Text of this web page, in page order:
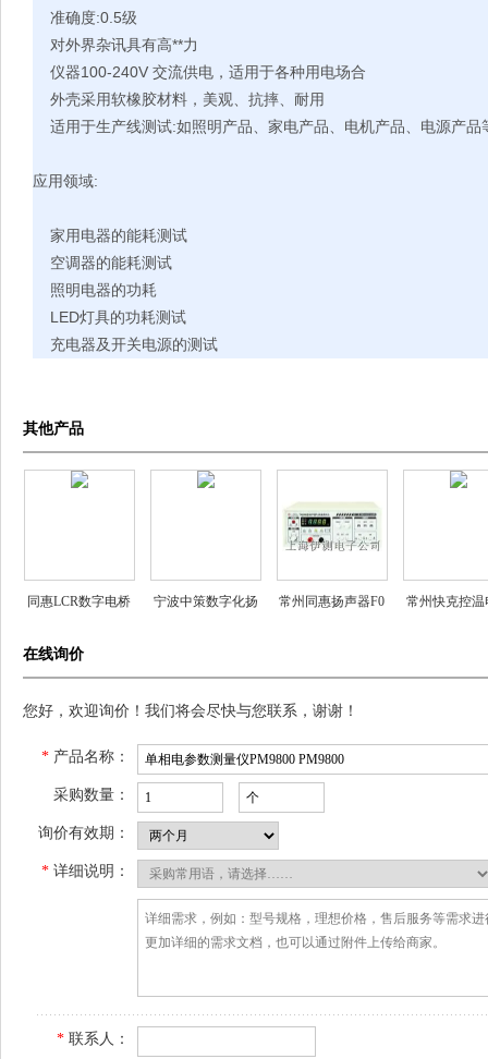
准确度:0.5级
对外界杂讯具有高**力
仪器100-240V 交流供电，适用于各种用电场合
外壳采用软橡胶材料，美观、抗摔、耐用
适用于生产线测试:如照明产品、家电产品、电机产品、电源产品
应用领域:
家用电器的能耗测试
空调器的能耗测试
照明电器的功耗
LED灯具的功耗测试
充电器及开关电源的测试
其他产品
同惠LCR数字电桥 宁波中策数字化扬 常州同惠扬声器F0 常州快克控温
在线询价
您好，欢迎询价！我们将会尽快与您联系，谢谢！
* 产品名称：
采购数量：
询价有效期：
* 详细说明：
* 联系人：